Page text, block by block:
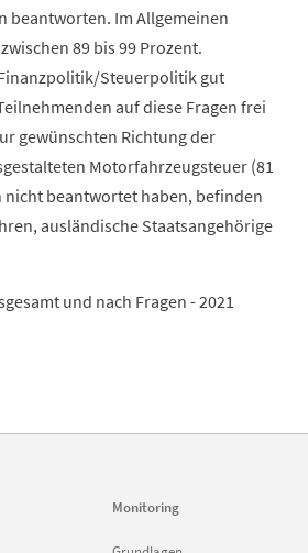
beantworten. Im Allgemeinen
89 bis 99 Prozent.
Steuerpolitik gut
auf diese Fragen frei
gewünschten Richtung der
Motorfahrzeugsteuer (81
nicht beantwortet haben, befinden
ausländische Staatsangehörige
und nach Fragen - 2021
Monitoring